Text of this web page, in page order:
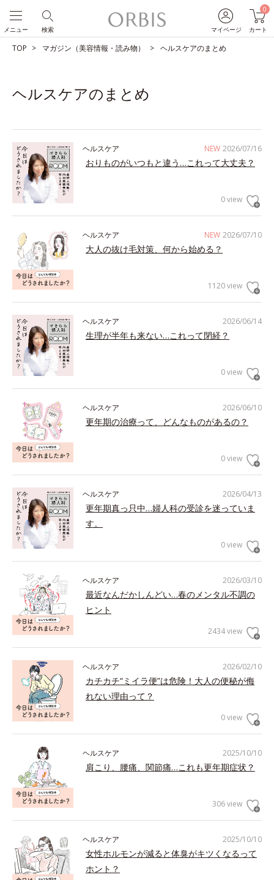
マイページ
0
カート
検索
メニュー
TOP マガジン（美容情報・読み物） ヘルスケアのまとめ
ヘルスケアのまとめ
NEW 2026/07/16
ヘルスケア
おりものがいつもと違う…これって大丈夫？
0 view
NEW 2026/07/10
ヘルスケア
大人の抜け毛対策、何から始める？
1120 view
2026/06/14
ヘルスケア
生理が半年も来ない…これって閉経？
0 view
2026/06/10
ヘルスケア
更年期の治療って、どんなものがあるの？
0 view
2026/04/13
ヘルスケア
更年期真っ只中…婦人科の受診を迷っていま
す。
0 view
2026/03/10
ヘルスケア
最近なんだかしんどい…春のメンタル不調の
ヒント
2434 view
2026/02/10
ヘルスケア
カチカチ“ミイラ便”は危険！大人の便秘が侮
れない理由って？
0 view
2025/10/10
ヘルスケア
肩こり、腰痛、関節痛…これも更年期症状？
306 view
2025/10/10
ヘルスケア
女性ホルモンが減ると体臭がキツくなるって
ホント？